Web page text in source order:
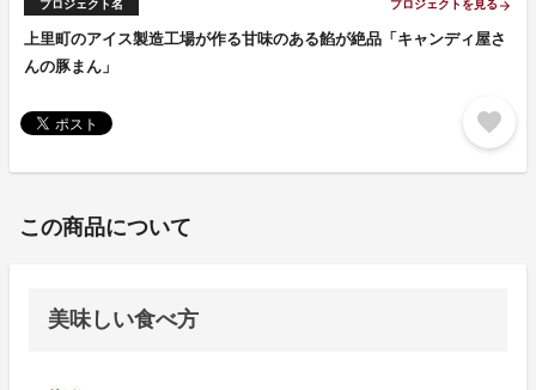
プロジェクト名 プロジェクトを見る arrow_forward
上里町のアイス製造工場が作る甘味のある餡が絶品「キャンディ屋さ
んの豚まん」
favorite
この商品について
美味しい食べ方